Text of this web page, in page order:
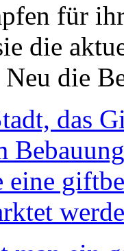
für
die
die
das